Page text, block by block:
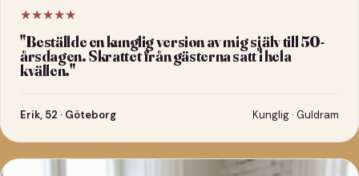
★★★★★
"Beställde en kunglig version av mig själv till 50-
årsdagen. Skrattet från gästerna satt i hela
kvällen."
Erik, 52 · Göteborg Kunglig · Guldram